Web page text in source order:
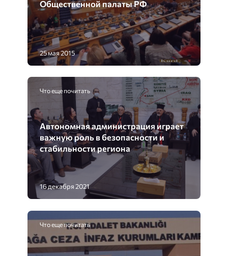
Общественной палаты РФ
25 мая 2015
Что еще почитать
Автономная администрация играет
важную роль в безопасности и
стабильности региона
16 декабря 2021
Что еще почитать